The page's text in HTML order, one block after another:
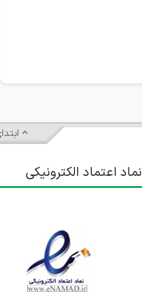
نماد اعتماد الکترونیکی